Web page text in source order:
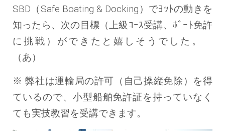
SBD（Safe Boating & Docking）でﾖｯﾄの動きを
知ったら、次の目標（上級ｺｰｽ受講、ﾎﾞｰﾄ免許
に挑戦）ができたと嬉しそうでした。
（あ）
※ 弊社は運輸局の許可（自己操縦免除）を得
ているので、小型船舶免許証を持っていなく
ても実技教習を受講できます。